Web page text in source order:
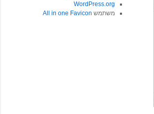
WordPress.org
משתמש All in one Favicon